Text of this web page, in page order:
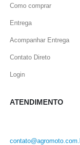
Como comprar
Entrega
Acompanhar Entrega
Contato Direto
Login
ATENDIMENTO